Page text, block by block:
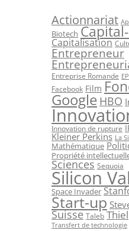
Actionnariat
Biotech
Capitalisation
Entrepreneur
Entreprise Romande
Facebook Film
Google HBO
Innovation de rupture
Kleiner Perkins La
Mathématique
Propriété
Sciences Sequoia
Silicon
Space Invader
Start-up
Suisse Taleb Thiel
Transfert de technologie